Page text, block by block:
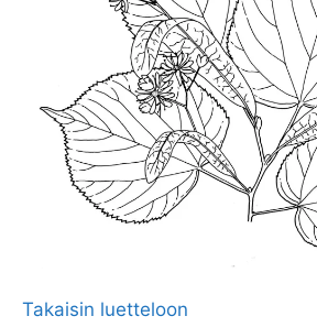
Takaisin luetteloon